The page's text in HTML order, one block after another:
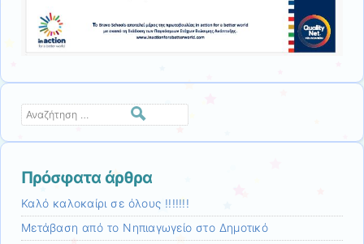
Αναζήτηση
Πρόσφατα άρθρα
Καλό καλοκαίρι σε όλους !!!!!!!
Μετάβαση από το Νηπιαγωγείο στο Δημοτικό